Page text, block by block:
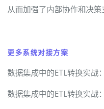
从而加强了内部协作和决策
更多系统对接方案
数据集成中的ETL转换实战
数据集成中的ETL转换实战